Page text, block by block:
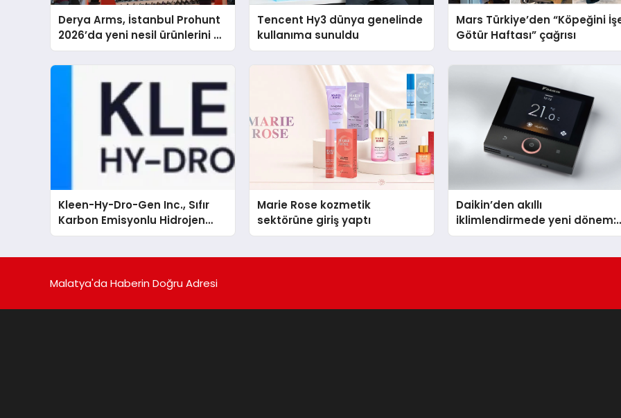
Derya Arms, İstanbul Prohunt
2026’da yeni nesil ürünlerini ve
global marka vizyonunu
sergiledi
Tencent Hy3 dünya genelinde
kullanıma sunuldu
Mars Türkiye’den “Köpeğini
Götür Haftası” çağrısı
Kleen-Hy-Dro-Gen Inc., Sıfır
Karbon Emisyonlu Hidrojen
Isıtma Teknolojisinde ISO ve
Marie Rose kozmetik
sektörüne giriş yaptı
Daikin’den akıllı
iklimlendirmede yeni dönem:
Madoka Plus Türkiye’de
Malatya'da Haberin Doğru Adresi